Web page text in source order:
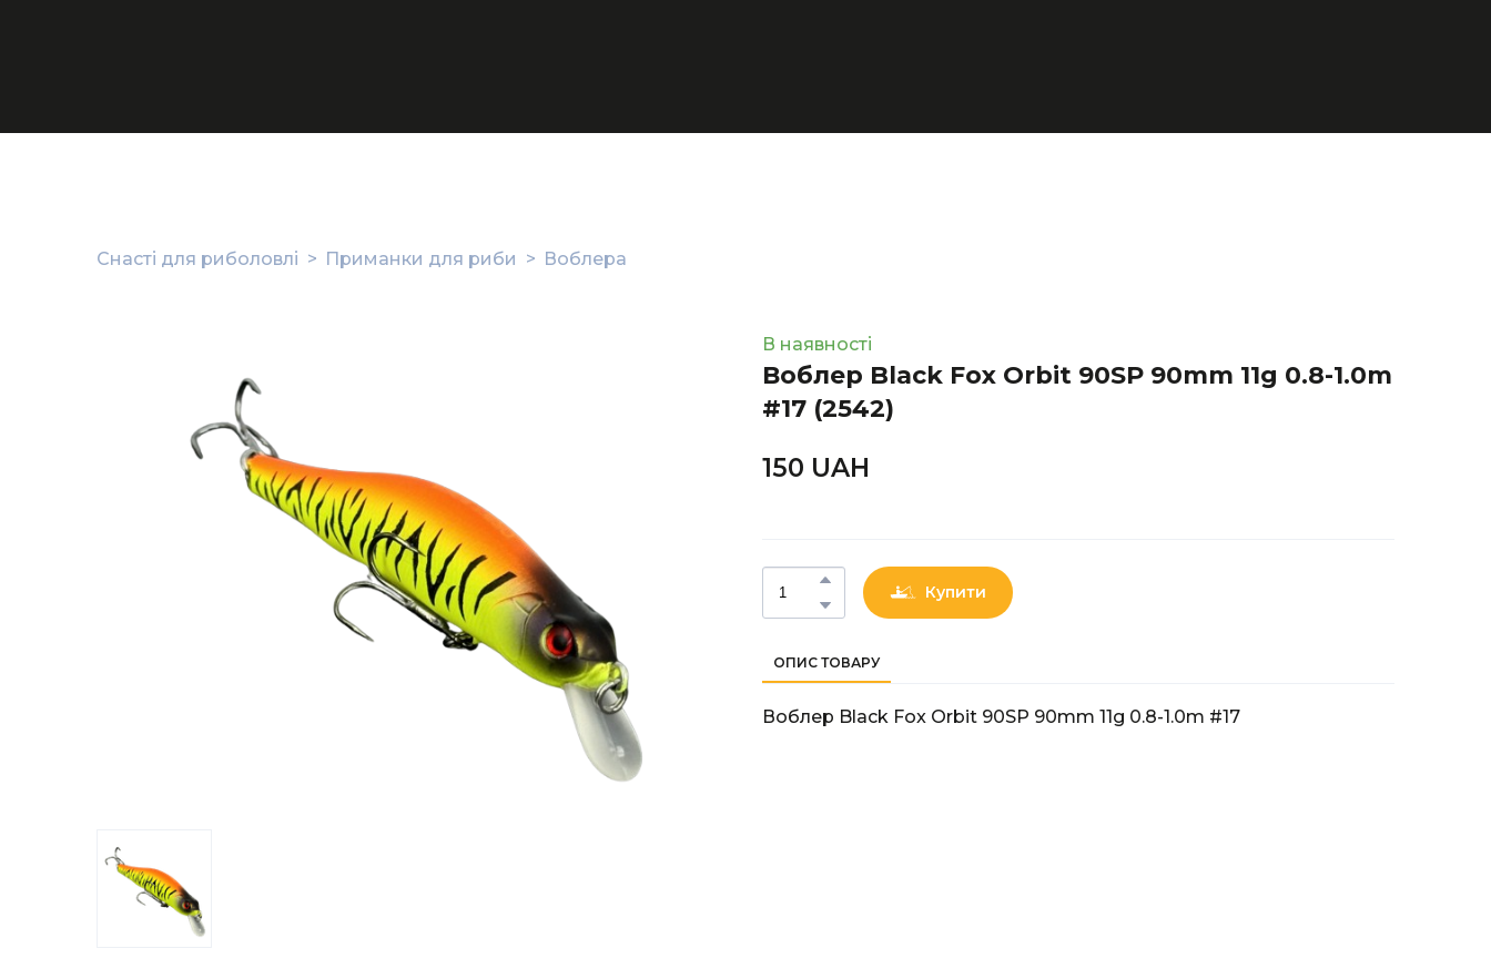
Снасті для риболовлі Приманки для риби Воблера
В наявності
Воблер Black Fox Orbit 90SP 90mm 11g 0.8-1.0m
#17 (2542)
150 UAН
Купити
ОПИС ТОВАРУ
Воблер Black Fox Orbit 90SP 90mm 11g 0.8-1.0m #17